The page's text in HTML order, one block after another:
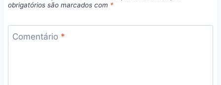
obrigatórios são marcados com *
Comentário *